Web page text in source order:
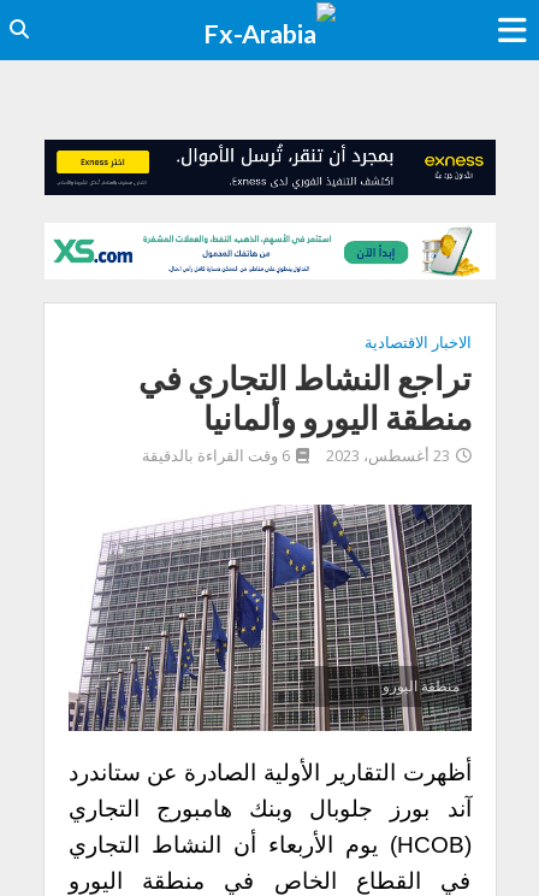
الاخبار الاقتصادية
تراجع النشاط التجاري في
منطقة اليورو وألمانيا
23 أغسطس، 2023 6 وقت القراءة بالدقيقة
منطقة اليورو
أظهرت التقارير الأولية الصادرة عن ستاندرد
آند بورز جلوبال وبنك هامبورج التجاري
(HCOB) يوم الأربعاء أن النشاط التجاري
في القطاع الخاص في منطقة اليورو